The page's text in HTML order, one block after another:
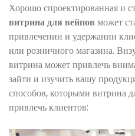
Хорошо спроектированная и
витрина для вейпов может
привлечении и удержании
или розничного магазина.
витрина может привлечь
зайти и изучить вашу
способов, которыми витрина
привлечь клиентов: